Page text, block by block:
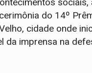
do 14º
cidade onde
da imprensa na